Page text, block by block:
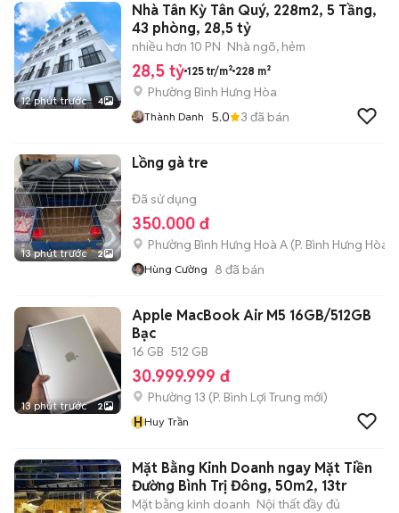
12 phút trước 4
Nhà Tân Kỳ Tân Quý, 228m2, 5 Tầng,
43 phòng, 28,5 tỷ
nhiều hơn 10 PN Nhà ngõ, hẻm
28,5 tỷ 125 tr/m² 228 m²
Phường Bình Hưng Hòa
Thành Danh 5.0 3 đã bán
13 phút trước 2
Lồng gà tre
Đã sử dụng
350.000 đ
Phường Bình Hưng Hoà A (P. Bình Hưng Hòa
Hùng Cường 8 đã bán
13 phút trước 2
Apple MacBook Air M5 16GB/512GB
Bạc
16 GB 512 GB
30.999.999 đ
Phường 13 (P. Bình Lợi Trung mới)
HHuy Trần
Mặt Bằng Kinh Doanh ngay Mặt Tiền
Đường Bình Trị Đông, 50m2, 13tr
Mặt bằng kinh doanh Nội thất đầy đủ